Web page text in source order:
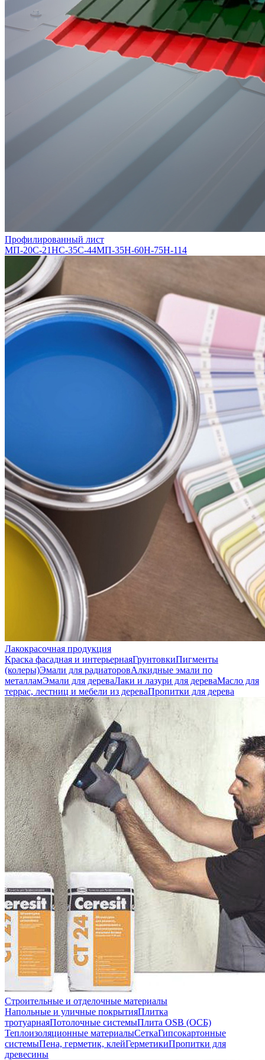
Профилированный лист
МП-20С-21НС-35С-44МП-35Н-60Н-75Н-114
Лакокрасочная продукция
Краска фасадная и интерьернаяГрунтовкиПигменты
(колеры)Эмали для радиаторовАлкидные эмали по
металламЭмали для дереваЛаки и лазури для дереваМасло для
террас, лестниц и мебели из дереваПропитки для дерева
Строительные и отделочные материалы
Напольные и уличные покрытияПлитка
тротуарнаяПотолочные системыПлита OSB (ОСБ)
Теплоизоляционные материалыСеткаГипсокартонные
системыПена, герметик, клейГерметикиПропитки для
древесины